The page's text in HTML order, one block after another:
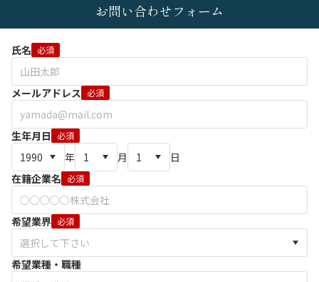
お問い合わせフォーム
氏名 必須
メールアドレス 必須
生年月日 必須
年 月
日
在籍企業名 必須
希望業界 必須
希望業種・職種